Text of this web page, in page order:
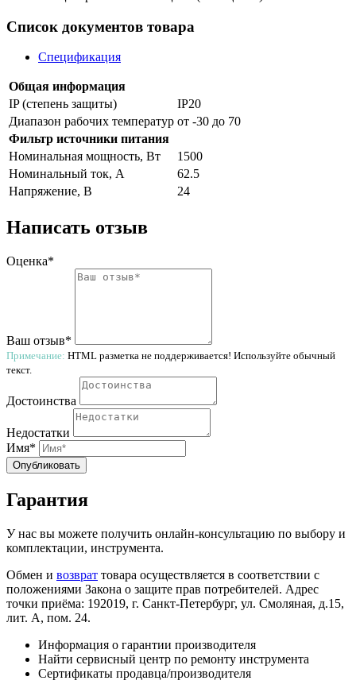
Список документов товара
Спецификация
Общая информация
IP (степень защиты)
IP20
Диапазон рабочих температур от -30 до 70
Фильтр источники питания
Номинальная мощность, Вт
1500
Номинальный ток, A
62.5
Напряжение, В
24
Написать отзыв
Оценка*
Ваш отзыв*
Примечание: HTML разметка не поддерживается! Используйте обычный
текст.
Достоинства
Недостатки
Имя*
Опубликовать
Гарантия
У нас вы можете получить онлайн-консультацию по выбору и
комплектации, инструмента.
Обмен и возврат товара осуществляется в соответствии с
положениями Закона о защите прав потребителей. Адрес
точки приёма: 192019, г. Санкт-Петербург, ул. Смоляная, д.15,
лит. А, пом. 24.
Информация о гарантии производителя
Найти сервисный центр по ремонту инструмента
Сертификаты продавца/производителя